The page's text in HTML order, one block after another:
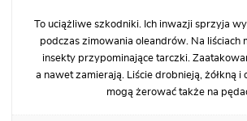
To uciążliwe szkodniki. Ich inwazji sprzyja
podczas zimowania oleandrów. Na liściach
insekty przypominające tarczki.
a nawet zamierają. Liście drobnieją, żółkną i
mogą żerować także na